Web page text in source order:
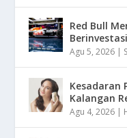
Red Bull
Agu 5, 2026 |
Kesadaran
Kalangan
Agu 4, 2026 |